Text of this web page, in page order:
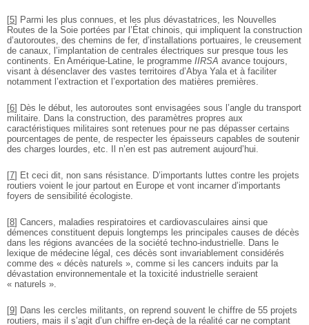
[5] Parmi les plus connues, et les plus dévastatrices, les Nouvelles
Routes de la Soie portées par l’État chinois, qui impliquent la construction
d’autoroutes, des chemins de fer, d’installations portuaires, le creusement
de canaux, l’implantation de centrales électriques sur presque tous les
continents. En Amérique-Latine, le programme IIRSA avance toujours,
visant à désenclaver des vastes territoires d’Abya Yala et à faciliter
notamment l’extraction et l’exportation des matières premières.
[6] Dès le début, les autoroutes sont envisagées sous l’angle du transport
militaire. Dans la construction, des paramètres propres aux
caractéristiques militaires sont retenues pour ne pas dépasser certains
pourcentages de pente, de respecter les épaisseurs capables de soutenir
des charges lourdes, etc. Il n’en est pas autrement aujourd’hui.
[7] Et ceci dit, non sans résistance. D’importants luttes contre les projets
routiers voient le jour partout en Europe et vont incarner d’importants
foyers de sensibilité écologiste.
[8] Cancers, maladies respiratoires et cardiovasculaires ainsi que
démences constituent depuis longtemps les principales causes de décès
dans les régions avancées de la société techno-industrielle. Dans le
lexique de médecine légal, ces décès sont invariablement considérés
comme des « décès naturels », comme si les cancers induits par la
dévastation environnementale et la toxicité industrielle seraient
« naturels ».
[9] Dans les cercles militants, on reprend souvent le chiffre de 55 projets
routiers, mais il s’agit d’un chiffre en-deçà de la réalité car ne comptant